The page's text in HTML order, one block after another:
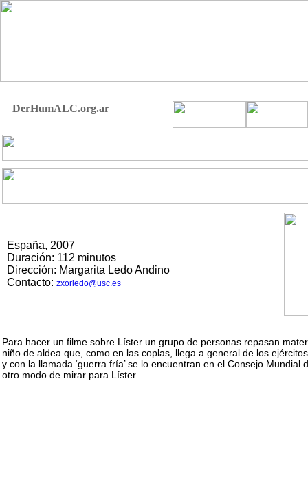
DerHumALC.org.ar
España, 2007
Duración: 112 minutos
Dirección: Margarita Ledo Andino
Contacto: zxorledo@usc.es
Para hacer un filme sobre Líster un grupo de personas repasan
niño de aldea que, como en las coplas, llega a general de los
y con la llamada ‘guerra fría’ se lo encuentran en el Consejo
otro modo de mirar para Líster.